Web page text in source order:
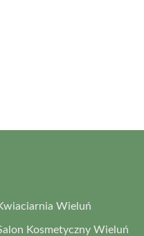
Wieluń
Kosmetyczny Wieluń